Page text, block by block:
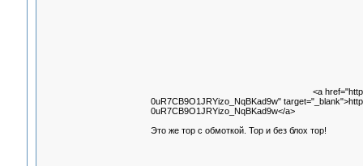
<a
0uR7CB9O1JRYizo_NqBKad9w"
0uR7CB9O1JRYizo_NqBKad9w</a>
Это же тор с обмоткой. Тор и без блох тор!